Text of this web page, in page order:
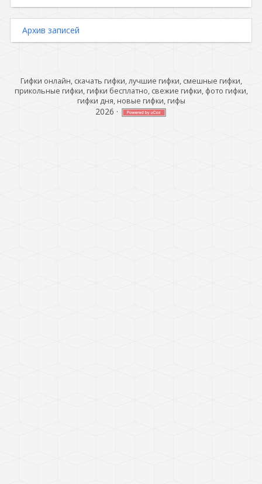
Архив записей
Гифки онлайн, скачать гифки, лучшие гифки, смешные гифки,
прикольные гифки, гифки бесплатно, свежие гифки, фото гифки,
гифки дня, новые гифки, гифы
2026 ·